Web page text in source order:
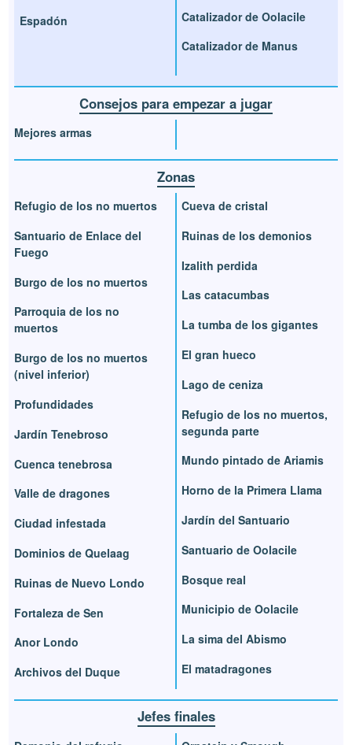
Espadón
Catalizador de Oolacile
Catalizador de Manus
Consejos para empezar a jugar
Mejores armas
Zonas
Refugio de los no muertos
Santuario de Enlace del
Fuego
Burgo de los no muertos
Parroquia de los no
muertos
Burgo de los no muertos
(nivel inferior)
Profundidades
Jardín Tenebroso
Cuenca tenebrosa
Valle de dragones
Ciudad infestada
Dominios de Quelaag
Ruinas de Nuevo Londo
Fortaleza de Sen
Anor Londo
Archivos del Duque
Cueva de cristal
Ruinas de los demonios
Izalith perdida
Las catacumbas
La tumba de los gigantes
El gran hueco
Lago de ceniza
Refugio de los no muertos,
segunda parte
Mundo pintado de Ariamis
Horno de la Primera Llama
Jardín del Santuario
Santuario de Oolacile
Bosque real
Municipio de Oolacile
La sima del Abismo
El matadragones
Jefes finales